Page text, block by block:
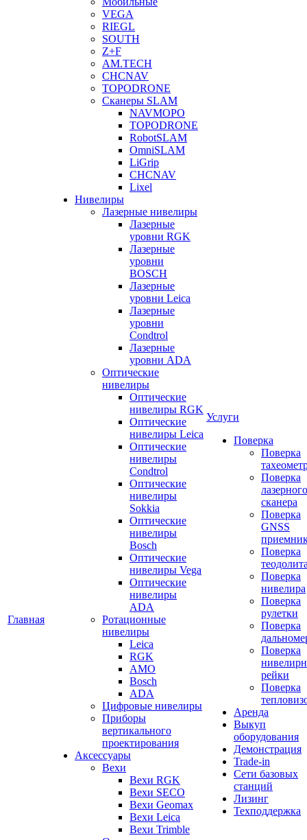
Главная
VEGA
RIEGL
SOUTH
Z+F
AM.TECH
CHCNAV
TOPODRONE
Сканеры SLAM
NAVMOPO
TOPODRONE
RobotSLAM
OmniSLAM
LiGrip
CHCNAV
Lixel
Нивелиры
Лазерные нивелиры
Лазерные
уровни RGK
Лазерные
уровни
BOSCH
Лазерные
уровни Leica
Лазерные
уровни
Condtrol
Лазерные
уровни ADA
Оптические
нивелиры
Оптические
нивелиры RGK
Оптические
нивелиры Leica
Оптические
нивелиры
Condtrol
Оптические
нивелиры
Sokkia
Оптические
нивелиры
Bosch
Оптические
нивелиры Vega
Оптические
нивелиры
ADA
Ротационные
нивелиры
Leica
RGK
AMO
Bosch
ADA
Цифровые нивелиры
Приборы
вертикального
проектирования
Аксессуары
Вехи
Вехи RGK
Вехи SECO
Вехи Geomax
Вехи Leica
Вехи Trimble
Услуги
Поверка
Поверка
Поверка
лазерного
сканера
Поверка
GNSS
Поверка
Поверка
нивелира
Поверка
рулетки
Поверка
Поверка
рейки
Поверка
Аренда
Выкуп
оборудования
Демонстрация
Trade-in
Сети базовых
станций
Лизинг
Техподдержка